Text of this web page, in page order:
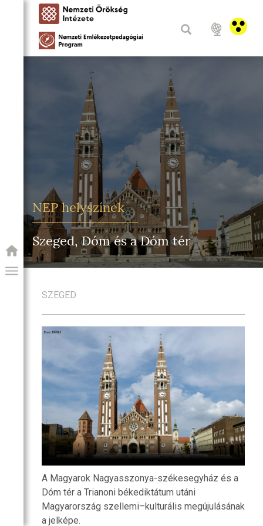
PROGRAM
NEP helyszínek
Szeged, Dóm és a Dóm tér
SZEGED
A Magyarok Nagyasszonya-székesegyház és a
Dóm tér a Trianoni békediktátum utáni
Magyarország szellemi–kulturális megújulásának
a jelképe.